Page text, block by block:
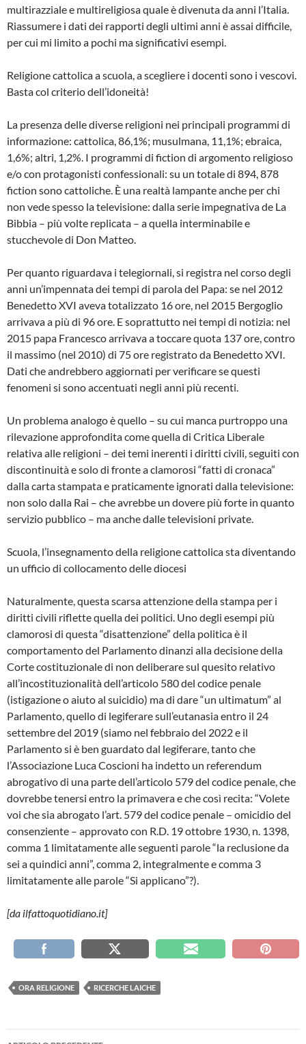
multirazziale e multireligiosa quale è divenuta da anni l’Italia.
Riassumere i dati dei rapporti degli ultimi anni è assai difficile,
per cui mi limito a pochi ma significativi esempi.
Religione cattolica a scuola, a scegliere i docenti sono i vescovi.
Basta col criterio dell’idoneità!
La presenza delle diverse religioni nei principali programmi di
informazione: cattolica, 86,1%; musulmana, 11,1%; ebraica,
1,6%; altri, 1,2%. I programmi di fiction di argomento religioso
e/o con protagonisti confessionali: su un totale di 894, 878
fiction sono cattoliche. È una realtà lampante anche per chi
non vede spesso la televisione: dalla serie impegnativa de La
Bibbia – più volte replicata – a quella interminabile e
stucchevole di Don Matteo.
Per quanto riguardava i telegiornali, si registra nel corso degli
anni un’impennata dei tempi di parola del Papa: se nel 2012
Benedetto XVI aveva totalizzato 16 ore, nel 2015 Bergoglio
arrivava a più di 96 ore. E soprattutto nei tempi di notizia: nel
2015 papa Francesco arrivava a toccare quota 137 ore, contro
il massimo (nel 2010) di 75 ore registrato da Benedetto XVI.
Dati che andrebbero aggiornati per verificare se questi
fenomeni si sono accentuati negli anni più recenti.
Un problema analogo è quello – su cui manca purtroppo una
rilevazione approfondita come quella di Critica Liberale
relativa alle religioni – dei temi inerenti i diritti civili, seguiti con
discontinuità e solo di fronte a clamorosi “fatti di cronaca”
dalla carta stampata e praticamente ignorati dalla televisione:
non solo dalla Rai – che avrebbe un dovere più forte in quanto
servizio pubblico – ma anche dalle televisioni private.
Scuola, l’insegnamento della religione cattolica sta diventando
un ufficio di collocamento delle diocesi
Naturalmente, questa scarsa attenzione della stampa per i
diritti civili riflette quella dei politici. Uno degli esempi più
clamorosi di questa “disattenzione” della politica è il
comportamento del Parlamento dinanzi alla decisione della
Corte costituzionale di non deliberare sul quesito relativo
all’incostituzionalità dell’articolo 580 del codice penale
(istigazione o aiuto al suicidio) ma di dare “un ultimatum” al
Parlamento, quello di legiferare sull’eutanasia entro il 24
settembre del 2019 (siamo nel febbraio del 2022 e il
Parlamento si è ben guardato dal legiferare, tanto che
l’Associazione Luca Coscioni ha indetto un referendum
abrogativo di una parte dell’articolo 579 del codice penale, che
dovrebbe tenersi entro la primavera e che così recita: “Volete
voi che sia abrogato l’art. 579 del codice penale – omicidio del
consenziente – approvato con R.D. 19 ottobre 1930, n. 1398,
comma 1 limitatamente alle seguenti parole “la reclusione da
sei a quindici anni”, comma 2, integralmente e comma 3
limitatamente alle parole “Si applicano”?).
[da ilfattoquotidiano.it]
ORA RELIGIONE RICERCHE LAICHE